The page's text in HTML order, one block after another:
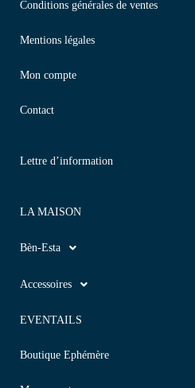
Conditions générales de ventes
Mentions légales
Mon compte
Contact
Lettre d’information
LA MAISON
Bèn-Esta
Accessoires
EVENTAILS
Boutique Ephémère